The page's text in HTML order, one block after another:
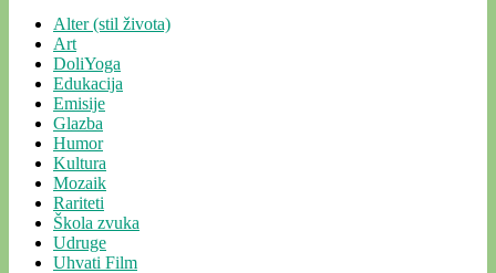
Alter (stil života)
Art
DoliYoga
Edukacija
Emisije
Glazba
Humor
Kultura
Mozaik
Rariteti
Škola zvuka
Udruge
Uhvati Film